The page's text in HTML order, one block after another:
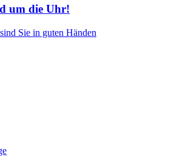
um die Uhr!
Sie in guten Händen